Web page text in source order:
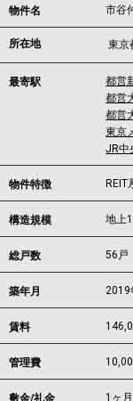
物件名 市谷
所在地 東京
最寄駅 都営
都営
都営
東京
JR中
物件特徴
構造規模 地上
総戸数 56戸
築年月 2019
賃料
管理費
1ヶ月